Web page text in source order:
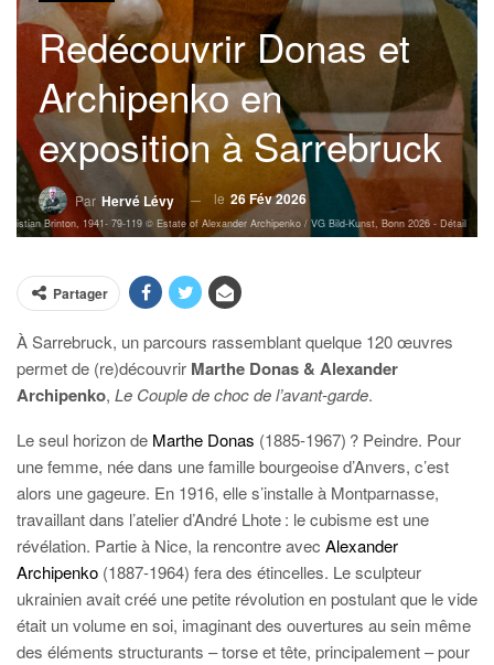
Redécouvrir Donas et
Archipenko en
exposition à Sarrebruck
Par Hervé Lévy le 26 Fév 2026
Brinton, 1941- 79-119 © Estate of Alexander Archipenko / VG Bild-Kunst, Bonn 2026 - Détail
Partager
À Sarrebruck, un parcours rassemblant quelque 120 œuvres
permet de (re)découvrir Marthe Donas & Alexander
Archipenko, Le Couple de choc de l’avant-garde.
Le seul horizon de Marthe Donas (1885-1967) ? Peindre. Pour
une femme, née dans une famille bourgeoise d’Anvers, c’est
alors une gageure. En 1916, elle s’installe à Montparnasse,
travaillant dans l’atelier d’André Lhote: le cubisme est une
révélation. Partie à Nice, la rencontre avec Alexander
Archipenko (1887-1964) fera des étincelles. Le sculpteur
ukrainien avait créé une petite révolution en postulant que le vide
était un volume en soi, imaginant des ouvertures au sein même
des éléments structurants – torse et tête, principalement – pour